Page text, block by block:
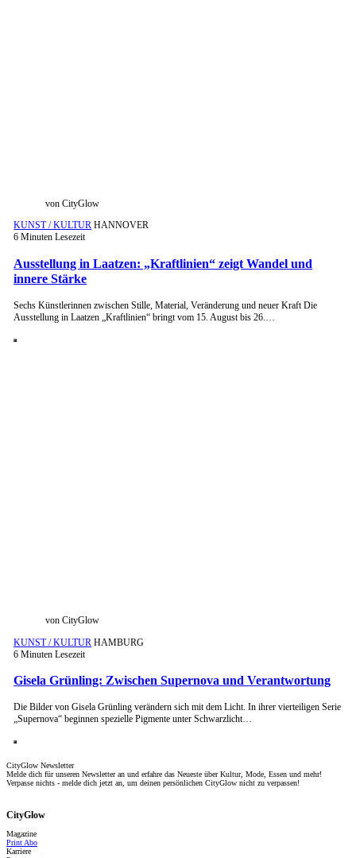
von CityGlow
KUNST / KULTUR HANNOVER
6 Minuten Lesezeit
Ausstellung in Laatzen: „Kraftlinien“ zeigt Wandel und
innere Stärke
Sechs Künstlerinnen zwischen Stille, Material, Veränderung und neuer Kraft Die
Ausstellung in Laatzen „Kraftlinien“ bringt vom 15. August bis 26.…
von CityGlow
KUNST / KULTUR HAMBURG
6 Minuten Lesezeit
Gisela Grünling: Zwischen Supernova und Verantwortung
Die Bilder von Gisela Grünling verändern sich mit dem Licht. In ihrer vierteiligen Serie
„Supernova“ beginnen spezielle Pigmente unter Schwarzlicht…
CityGlow Newsletter
Melde dich für unseren Newsletter an und erfahre das Neueste über Kultur, Mode, Essen und mehr!
Verpasse nichts - melde dich jetzt an, um deinen persönlichen CityGlow nicht zu verpassen!
CityGlow
Magazine
Print Abo
Karriere